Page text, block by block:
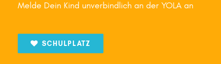
Melde Dein Kind unverbindlich an der YOLA an
SCHULPLATZ